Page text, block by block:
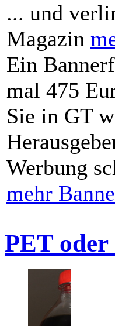
... und
Magazin
Ein
mal 475
Sie in GT
Werbung
mehr
PET oder